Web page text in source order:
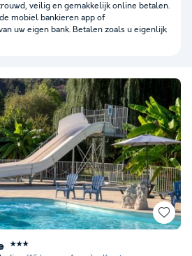
★★★
veilig en gemakkelijk online betalen.
mobiel bankieren app of
uw eigen bank. Betalen zoals u eigenlijk